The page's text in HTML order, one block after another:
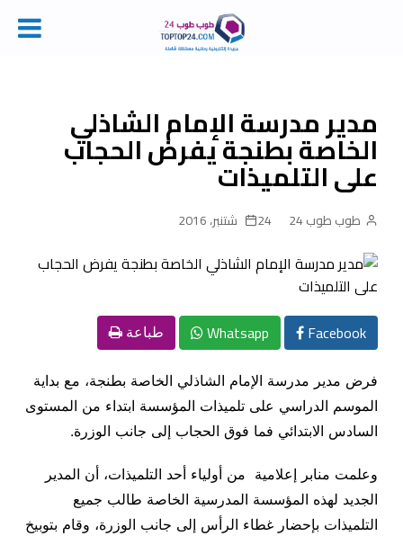
مدير مدرسة الإمام الشاذلي
الخاصة بطنجة يفرض الحجاب
على التلميذات
طوب طوب 24 24 شتنبر، 2016
Facebook
Whatsapp طباعة
فرض مدير مدرسة الإمام الشاذلي الخاصة بطنجة، مع بداية
الموسم الدراسي على تلميذات المؤسسة ابتداء من المستوى
السادس الابتدائي فما فوق الحجاب إلى جانب الوزرة.
وعلمت منابر إعلامية من أولياء أحد التلميذات، أن المدير
الجديد لهذه المؤسسة المدرسية الخاصة طالب جميع
التلميذات بإحضار غطاء الرأس إلى جانب الوزرة، وقام بتوبيخ